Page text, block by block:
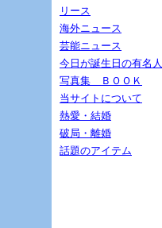
リース
海外ニュース
芸能ニュース
今日が誕生日の有名人
写真集 ＢＯＯＫ
当サイトについて
熱愛・結婚
破局・離婚
話題のアイテム